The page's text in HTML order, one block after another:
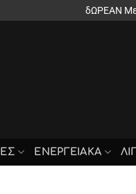
δΩΡΕΑΝ
ΕΝΕΡΓΕΙΑΚΑ